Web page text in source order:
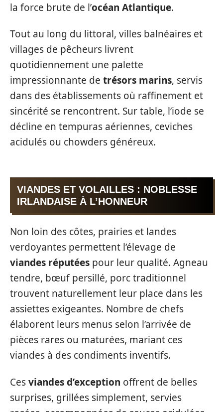
la force brute de l’océan Atlantique.
Tout au long du littoral, villes balnéaires et
villages de pêcheurs livrent
quotidiennement une palette
impressionnante de trésors marins, servis
dans des établissements où raffinement et
sincérité se rencontrent. Sur table, l’iode se
décline en tempuras aériennes, ceviches
acidulés ou chowders généreux.
VIANDES ET VOLAILLES : NOBLESSE
IRLANDAISE À L’HONNEUR
Non loin des côtes, prairies et landes
verdoyantes permettent l’élevage de
viandes réputées pour leur qualité. Agneau
tendre, bœuf persillé, porc traditionnel
trouvent naturellement leur place dans les
assiettes exigeantes. Nombre de chefs
élaborent leurs menus selon l’arrivée de
pièces rares ou maturées, mariant ces
viandes à des condiments inventifs.
Cesviandes d’exception offrent de belles
surprises, grillées simplement, servies